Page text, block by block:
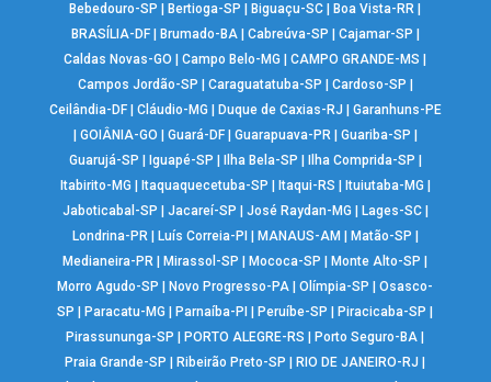
Bebedouro-SP
Bertioga-SP Biguaçu-SC Boa Vista-RR
BRASÍLIA-DF| Brumado-BA| Cabreúva-SP Cajamar-SP
Caldas Novas-GO
|Campo Belo-MG |CAMPO GRANDE-MS
Campos Jordão-SP
Caraguatatuba-SP Cardoso-SP
Ceilândia-DF| Cláudio-MG Duque de Caxias-RJ
Garanhuns-PE
GOIÂNIA-GO Guará-DF| Guarapuava-PR| Guariba-SP
Guarujá-SP
Iguapé-SP Ilha Bela-SP Ilha Comprida-SP
Itabirito-MG
Itaquaquecetuba-SP Itaqui-RS Ituiutaba-MG
Jaboticabal-SP
Jacareí-SP José Raydan-MG Lages-SC|
Londrina-PR| Luís Correia-PI MANAUS-AM Matão-SP
Medianeira-PR
Mirassol-SP Mococa-SP Monte Alto-SP
Morro Agudo-SP
Novo Progresso-PA |Olímpia-SP |Osasco-
SP
Paracatu-MG Parnaíba-PI Peruíbe-SP Piracicaba-SP
Pirassununga-SP
PORTO ALEGRE-RS Porto Seguro-BA
Praia Grande-SP
Ribeirão Preto-SP RIO DE JANEIRO-RJ